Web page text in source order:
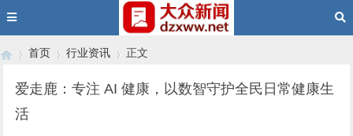
›
首页 行业资讯 正文
爱走鹿：专注 AI 健康，以数智守护全民日常健康生
活